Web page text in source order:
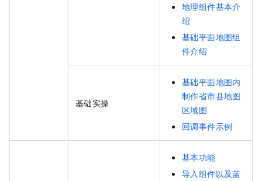
地理组件基本介
绍
基础平面地图组
件介绍
基础实操
基础平面地图内
制作省市县地图
区域图
回调事件示例
基本功能
导入组件以及蓝